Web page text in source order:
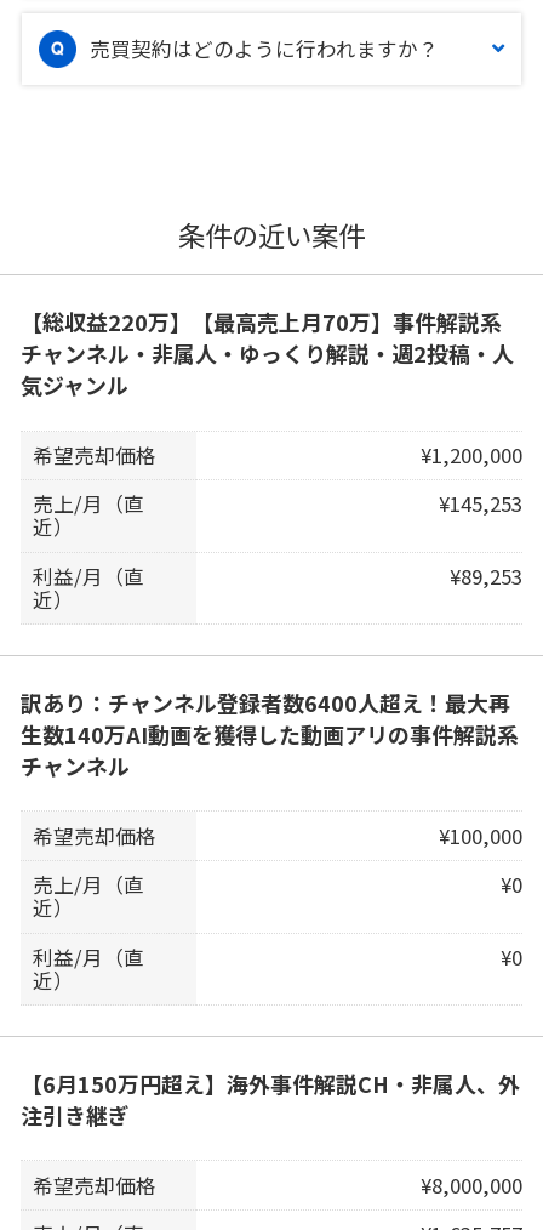
売買契約はどのように行われますか？
条件の近い案件
【総収益220万】【最高売上月70万】事件解説系
チャンネル・非属人・ゆっくり解説・週2投稿・人
気ジャンル
希望売却価格
¥1,200,000
売上/月（直
近）
¥145,253
利益/月（直
近）
¥89,253
訳あり：チャンネル登録者数6400人超え！最大再
生数140万AI動画を獲得した動画アリの事件解説系
チャンネル
希望売却価格
¥100,000
売上/月（直
近）
¥0
利益/月（直
近）
¥0
【6月150万円超え】海外事件解説CH・非属人、外
注引き継ぎ
希望売却価格
¥8,000,000